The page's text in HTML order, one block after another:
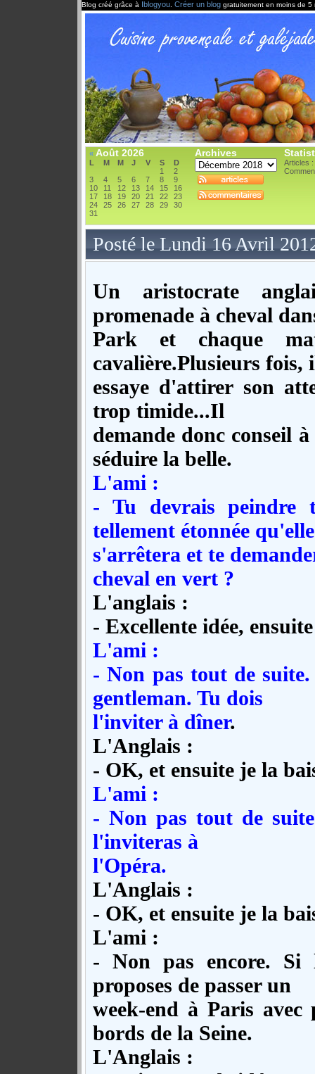
Blog créé grâce à Iblogyou Créer un blog gratuitement en moins de 5
« Août 2026
L M M J V S
D
1
2
3
4 5 6 7 8
9
10
11 12 13 14 15
16
17
18 19 20 21 22
23
24
25 26 27 28 29
30
31
Archives
Articles :
Posté le Lundi 16 Avril
Un aristocrate
promenade à cheval
Park et chaque
cavalière.Plusieurs fois,
essaye d'attirer son
trop timide...Il
demande donc conseil
séduire la belle.
L'ami :
- Tu devrais peindre
tellement étonnée qu'elle
s'arrêtera et te
cheval en vert ?
L'anglais :
- Excellente idée,
L'ami :
- Non pas tout de
gentleman. Tu dois
l'inviter à dîner.
L'Anglais :
- OK, et ensuite je la
L'ami :
- Non pas tout de
l'inviteras à
l'Opéra.
L'Anglais :
- OK, et ensuite je la
L'ami :
- Non pas encore. Si
proposes de passer un
week-end à Paris avec
bords de la Seine.
L'Anglais :